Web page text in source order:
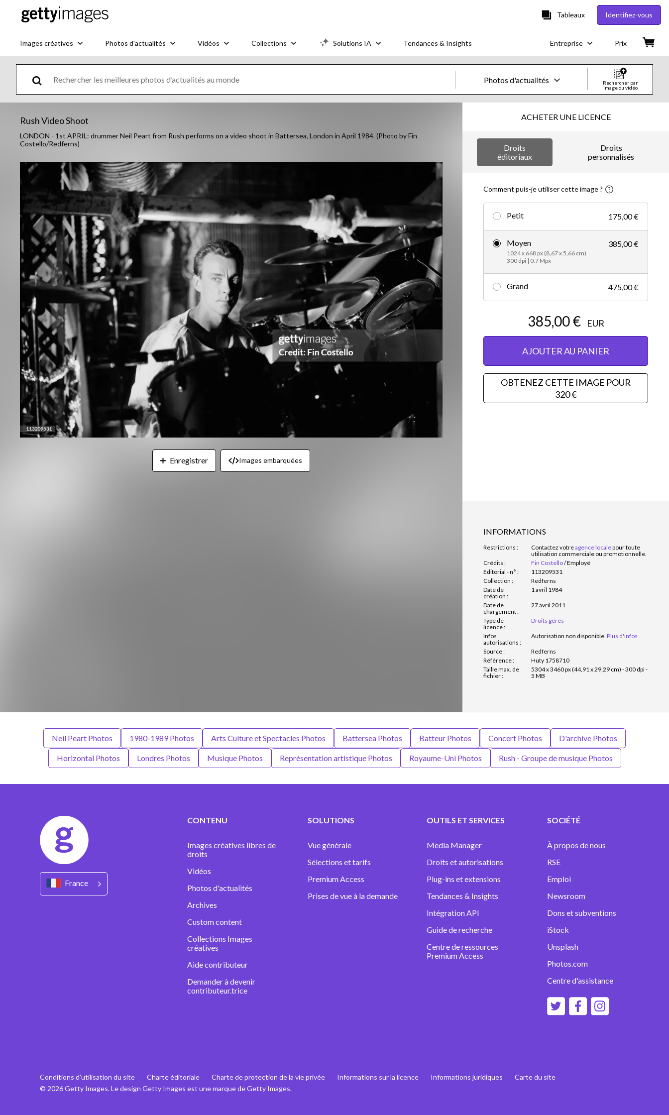
Tableaux Identifiez-vous
Images créatives Photos d'actualités Vidéos Collections Solutions IA Tendances & Insights Entreprise Prix
Photos d'actualités
Images
Images créatives
Vidéos
Vidéos créatives
Rechercher par
image ou vidéo
Rush Video Shoot
LONDON - 1st APRIL: drummer Neil Peart from Rush performs on a video shoot in Battersea, London in April 1984. (Photo by Fin
Costello/Redferns)
Enregistrer Images embarquées
ACHETER UNE LICENCE
Droits
éditoriaux
Droits
personnalisés
Comment puis-je utiliser cette image ?
Petit 175,00 €
Moyen
1024 x 668 px (8,67 x 5,66 cm)
300 dpi | 0.7 Mpx
385,00 €
Grand 475,00 €
385,00 € EUR
AJOUTER AU PANIER
OBTENEZ CETTE IMAGE POUR
320 €
INFORMATIONS
Restrictions : Contactez votreagence localepour toute
utilisation commerciale ou promotionnelle.
Crédits :
Fin Costello/Employé
Editorial - n° :
113209531
Collection :
Redferns
Date de
création :
1 avril 1984
Date de
chargement :
27 avril 2011
Type de
licence :
Droits gérés
Infos
autorisations :
Autorisation non disponible. Plus d'infos
Source :
Redferns
Référence :
Huty 1758710
Taille max. de
fichier :
5304 x 3460 px (44,91 x 29,29 cm) - 300 dpi -
5 MB
Neil Peart Photos 1980-1989 Photos Arts Culture et Spectacles Photos Battersea Photos Batteur Photos Concert Photos D'archive Photos
Horizontal Photos Londres Photos Musique Photos Représentation artistique Photos Royaume-Uni Photos Rush - Groupe de musique Photos
France
CONTENU
Images créatives libres de
droits
Vidéos
Photos d'actualités
Archives
Custom content
Collections Images
créatives
Aide contributeur
Demander à devenir
contributeur.trice
SOLUTIONS
Vue générale
Sélections et tarifs
Premium Access
Prises de vue à la demande
OUTILS ET SERVICES
Media Manager
Droits et autorisations
Plug-ins et extensions
Tendances & Insights
Intégration API
Guide de recherche
Centre de ressources
Premium Access
SOCIÉTÉ
À propos de nous
RSE
Emploi
Newsroom
Dons et subventions
iStock
Unsplash
Photos.com
Centre d'assistance
© 2026 Getty Images. Le design Getty Images est une marque de Getty Images.
Conditions d'utilisation du site Charte éditoriale Charte de protection de la vie privée Informations sur la licence Informations juridiques Carte du site